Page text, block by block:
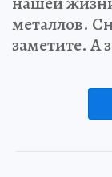
металлов.
заметите. А